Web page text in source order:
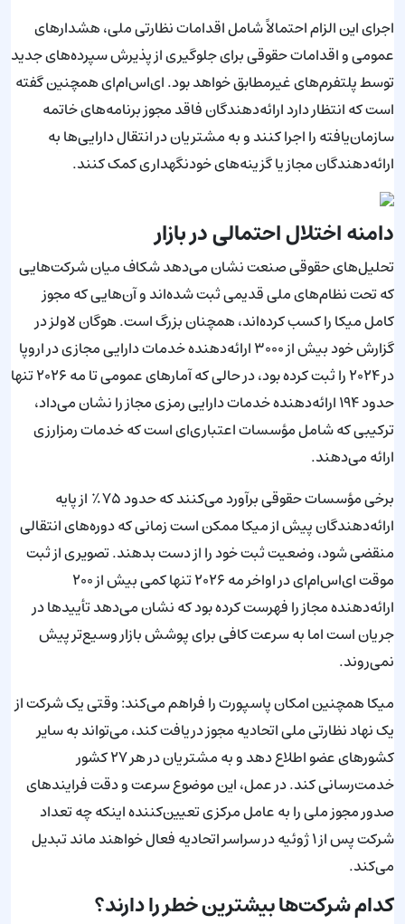
اجرای این الزام احتمالاً شامل اقدامات نظارتی ملی، هشدارهای
عمومی و اقدامات حقوقی برای جلوگیری از پذیرش سپرده‌های جدید
توسط پلتفرم‌های غیرمطابق خواهد بود. ای‌اس‌ام‌ای همچنین گفته
است که انتظار دارد ارائه‌دهندگان فاقد مجوز برنامه‌های خاتمه
سازمان‌یافته را اجرا کنند و به مشتریان در انتقال دارایی‌ها به
ارائه‌دهندگان مجاز یا گزینه‌های خودنگهداری کمک کنند.
دامنه اختلال احتمالی در بازار
تحلیل‌های حقوقی صنعت نشان می‌دهد شکاف میان شرکت‌هایی
که تحت نظام‌های ملی قدیمی ثبت شده‌اند و آن‌هایی که مجوز
کامل میکا را کسب کرده‌اند، همچنان بزرگ است. هوگان لاولز در
گزارش خود بیش از ۳۰۰۰ ارائه‌دهنده خدمات دارایی مجازی در اروپا
در ۲۰۲۴ را ثبت کرده بود، در حالی که آمارهای عمومی تا مه ۲۰۲۶ تنها
حدود ۱۹۴ ارائه‌دهنده خدمات دارایی رمزی مجاز را نشان می‌داد،
ترکیبی که شامل مؤسسات اعتباری‌ای است که خدمات رمزارزی
ارائه می‌دهند.
برخی مؤسسات حقوقی برآورد می‌کنند که حدود ۷۵٪ از پایه
ارائه‌دهندگان پیش از میکا ممکن است زمانی که دوره‌های انتقالی
منقضی شود، وضعیت ثبت خود را از دست بدهند. تصویری از ثبت
موقت ای‌اس‌ام‌ای در اواخر مه ۲۰۲۶ تنها کمی بیش از ۲۰۰
ارائه‌دهنده مجاز را فهرست کرده بود که نشان می‌دهد تأییدها در
جریان است اما به سرعت کافی برای پوشش بازار وسیع‌تر پیش
نمی‌روند.
میکا همچنین امکان پاسپورت را فراهم می‌کند: وقتی یک شرکت از
یک نهاد نظارتی ملی اتحادیه مجوز دریافت کند، می‌تواند به سایر
کشورهای عضو اطلاع دهد و به مشتریان در هر ۲۷ کشور
خدمت‌رسانی کند. در عمل، این موضوع سرعت و دقت فرایندهای
صدور مجوز ملی را به عامل مرکزی تعیین‌کننده اینکه چه تعداد
شرکت پس از ۱ ژوئیه در سراسر اتحادیه فعال خواهند ماند تبدیل
می‌کند.
کدام شرکت‌ها بیشترین خطر را دارند؟